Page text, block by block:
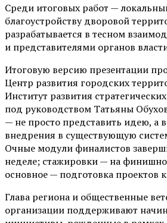
Среди итоговых работ —
благоустройству дворовой
разрабатывается в тесном
и представителями органов
Итоговую версию презентации
Центр развития городских
Институт развития
под руководством Татьяны
— не просто представить идею, а
внедрения в существующую
Очные модули финалистов
неделе; стажировки — на
основное — подготовка проектов
Глава региона и общественные
организации поддерживают